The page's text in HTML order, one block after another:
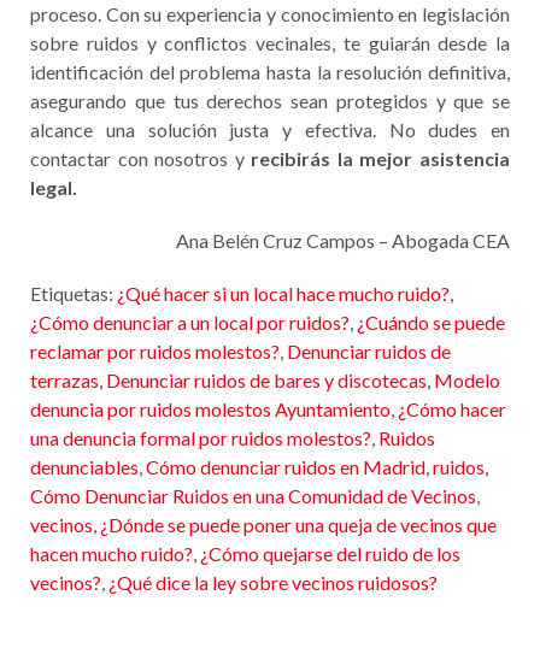
proceso. Con su experiencia y conocimiento en legislación
sobre ruidos y conflictos vecinales, te guiarán desde la
identificación del problema hasta la resolución definitiva,
asegurando que tus derechos sean protegidos y que se
alcance una solución justa y efectiva. No dudes en
contactar con nosotros y recibirás la mejor asistencia
legal.
Ana Belén Cruz Campos – Abogada CEA
Etiquetas: ¿Qué hacer si un local hace mucho ruido?
¿Cómo denunciar a un local por ruidos? ¿Cuándo se puede
reclamar por ruidos molestos? Denunciar ruidos de
terrazas Denunciar ruidos de bares y discotecas Modelo
denuncia por ruidos molestos Ayuntamiento ¿Cómo hacer
una denuncia formal por ruidos molestos? Ruidos
denunciables Cómo denunciar ruidos en Madrid ruidos
Cómo Denunciar Ruidos en una Comunidad de Vecinos
vecinos ¿Dónde se puede poner una queja de vecinos que
hacen mucho ruido? ¿Cómo quejarse del ruido de los
vecinos? ¿Qué dice la ley sobre vecinos ruidosos?